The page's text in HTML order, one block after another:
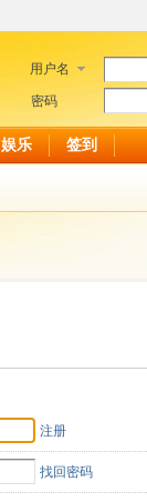
用户名
密码
娱乐 签到
注册
找回密码